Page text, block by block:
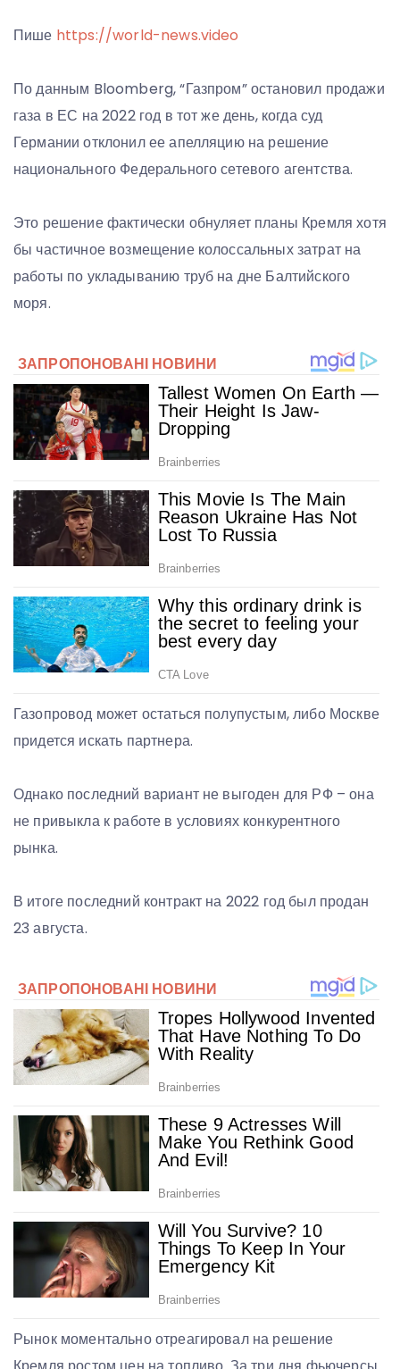
Пише https://world-news.video
По данным Bloomberg, “Газпром” остановил продажи
газа в ЕС на 2022 год в тот же день, когда суд
Германии отклонил ее апелляцию на решение
национального Федерального сетевого агентства.
Это решение фактически обнуляет планы Кремля хотя
бы частичное возмещение колоссальных затрат на
работы по укладыванию труб на дне Балтийского
моря.
Газопровод может остаться полупустым, либо Москве
придется искать партнера.
Однако последний вариант не выгоден для РФ – она
не привыкла к работе в условиях конкурентного
рынка.
В итоге последний контракт на 2022 год был продан
23 августа.
Рынок моментально отреагировал на решение